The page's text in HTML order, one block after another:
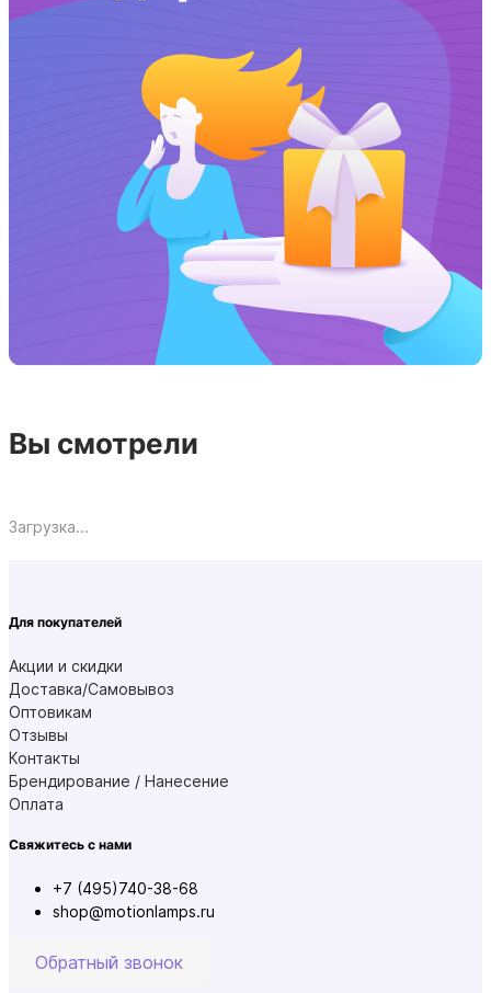
Вы смотрели
Загрузка...
Для покупателей
Акции и скидки
Доставка/Самовывоз
Оптовикам
Отзывы
Контакты
Брендирование / Нанесение
Оплата
Свяжитесь с нами
+7 (495)740-38-68
shop@motionlamps.ru
Обратный звонок